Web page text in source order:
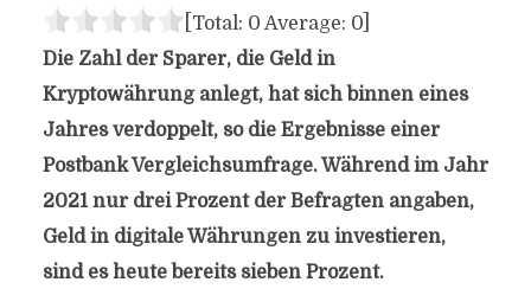
[Total: 0 Average: 0]
Die Zahl der Sparer, die Geld in
Kryptowährung anlegt, hat sich binnen eines
Jahres verdoppelt, so die Ergebnisse einer
Postbank Vergleichsumfrage. Während im Jahr
2021 nur drei Prozent der Befragten angaben,
Geld in digitale Währungen zu investieren,
sind es heute bereits sieben Prozent.